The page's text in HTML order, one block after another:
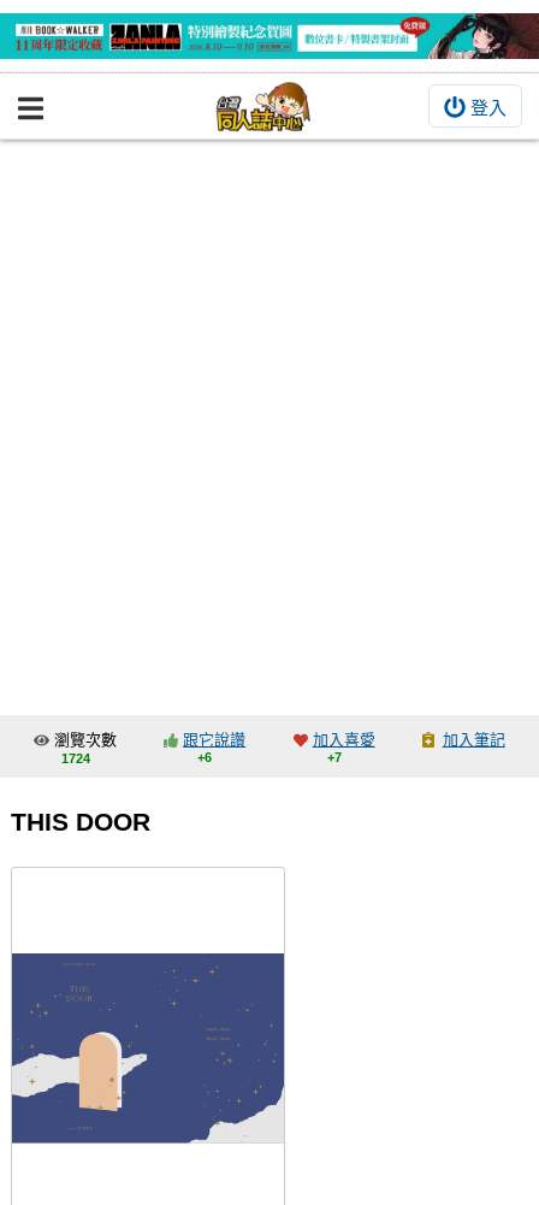
登入
BOOKY書集倉庫
交流中心
登入
瀏覽次數
1724
跟它說讚
+6
加入喜愛
+7
加入筆記
THIS DOOR